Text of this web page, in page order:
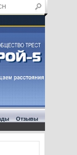
Отзывы